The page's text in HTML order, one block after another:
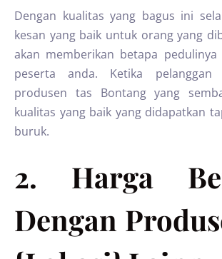
Dengan kualitas yang bagus ini
kesan yang baik untuk orang yang
akan memberikan betapa
peserta anda. Ketika pelanggan
produsen tas Bontang yang
kualitas yang baik yang didapatkan
buruk.
2. Harga
Dengan